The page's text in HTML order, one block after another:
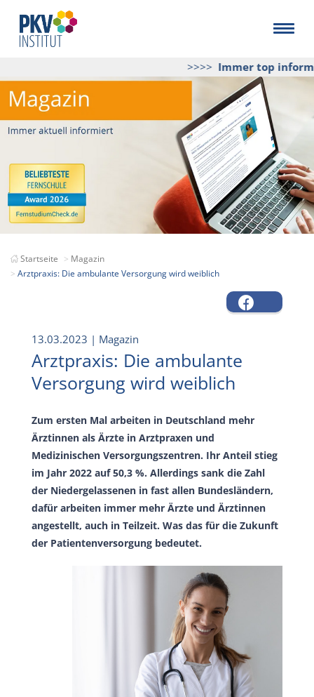
>>>>Immer top
Startseite
Magazin
Arztpraxis: Die ambulante Versorgung wird weiblich
13.03.2023 | Magazin
Arztpraxis: Die ambulante
Versorgung wird weiblich
Zum ersten Mal arbeiten in Deutschland mehr
Ärztinnen als Ärzte in Arztpraxen und
Medizinischen Versorgungszentren. Ihr Anteil stieg
im Jahr 2022 auf 50,3 %. Allerdings sank die Zahl
der Niedergelassenen in fast allen Bundesländern,
dafür arbeiten immer mehr Ärzte und Ärztinnen
angestellt, auch in Teilzeit. Was das für die Zukunft
der Patientenversorgung bedeutet.